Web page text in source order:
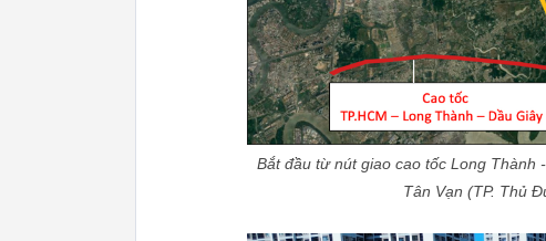
Bắt đầu từ nút giao cao tốc Long Thành
Tân Vạn (TP. Thủ